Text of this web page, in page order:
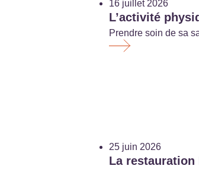
16 juillet 2026
L’activité
Prendre soin de sa
25 juin 2026
La restauration